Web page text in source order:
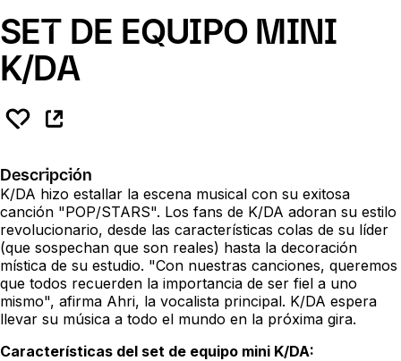
SET DE EQUIPO MINI
K/DA
Descripción
K/DA hizo estallar la escena musical con su exitosa
canción "POP/STARS". Los fans de K/DA adoran su estilo
revolucionario, desde las características colas de su líder
(que sospechan que son reales) hasta la decoración
mística de su estudio. "Con nuestras canciones, queremos
que todos recuerden la importancia de ser fiel a uno
mismo", afirma Ahri, la vocalista principal. K/DA espera
llevar su música a todo el mundo en la próxima gira.
Características del set de equipo mini K/DA: